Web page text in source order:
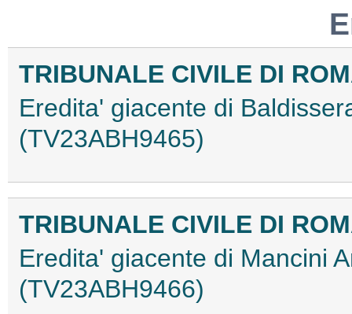
TRIBUNALE CIVILE DI
Eredita' giacente di
(TV23ABH9465)
TRIBUNALE CIVILE DI
Eredita' giacente di Mancini
(TV23ABH9466)